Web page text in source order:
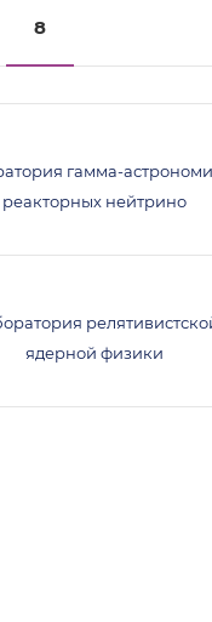
8
гамма-
реакторных нейтрино
ядерной физики